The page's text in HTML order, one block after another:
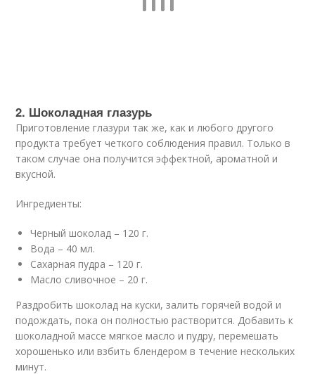
2. Шоколадная глазурь
Приготовление глазури так же, как и любого другого
продукта требует четкого соблюдения правил. Только в
таком случае она получится эффектной, ароматной и
вкусной.
Ингредиенты:
Черный шоколад – 120 г.
Вода – 40 мл.
Сахарная пудра – 120 г.
Масло сливочное – 20 г.
Раздробить шоколад на куски, залить горячей водой и
подождать, пока он полностью растворится. Добавить к
шоколадной массе мягкое масло и пудру, перемешать
хорошенько или взбить блендером в течение нескольких
минут.